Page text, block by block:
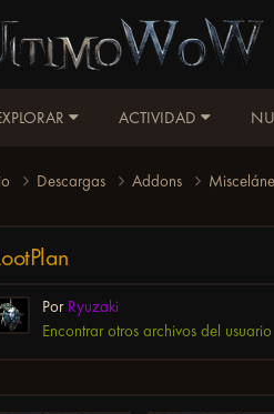
ACTIVIDAD
Descargas Addons
Por Ryuzaki
Encontrar otros archivos del usuario